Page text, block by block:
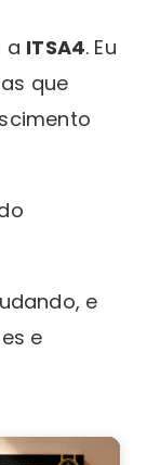
a ITSA4. Eu
que
e
e